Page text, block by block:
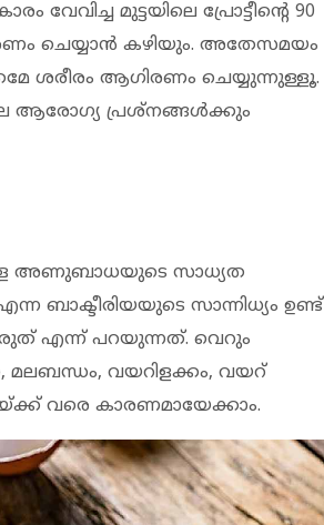
മുട്ടയിലെ പ്രോട്ടീന്റെ 90
ചെയ്യാന്‍ കഴിയും. അതേസമയം
ശരീരം ആഗിരണം ചെയ്യുന്നുള്ളൂ.
പല ആരോഗ്യ പ്രശ്‌നങ്ങള്‍ക്കും
അണുബാധയുടെ സാധ്യത
ബാക്ടീരിയയുടെ സാന്നിധ്യം ഉണ്ട്
എന്ന് പറയുന്നത്. വെറും
മലബന്ധം, വയറിളക്കം, വയറ്
വരെ കാരണമായേക്കാം.